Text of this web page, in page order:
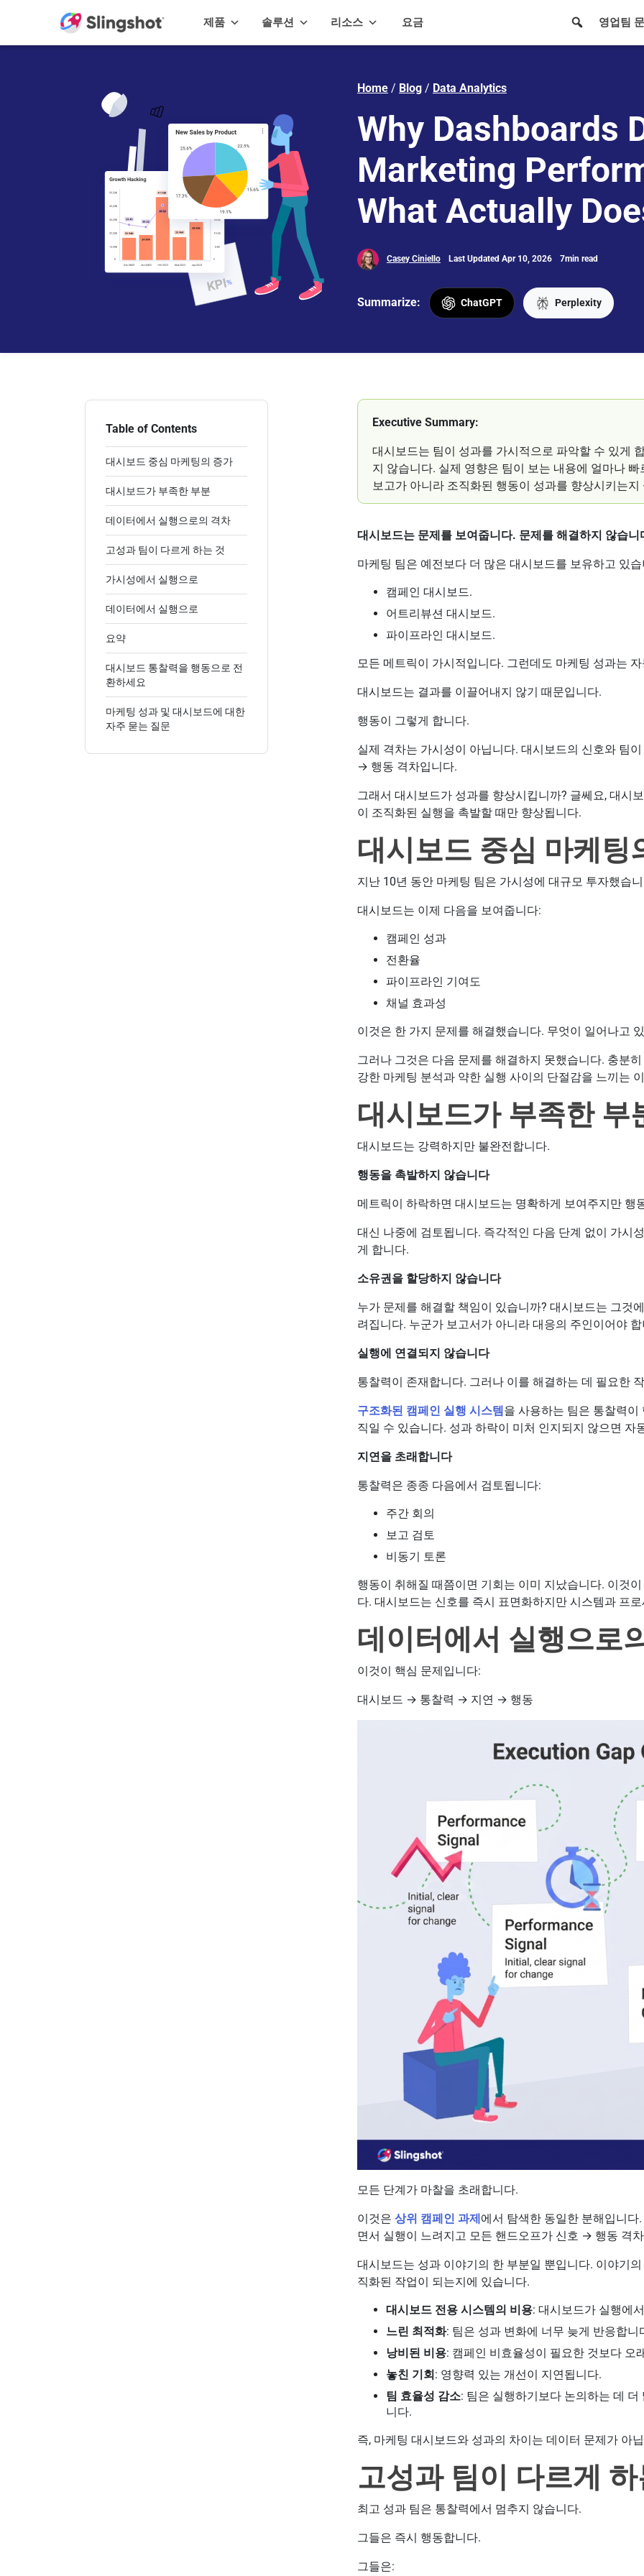
제품 솔루션 리소스 요금 영업팀
Home / Blog / Data Analytics
Why Dashboards
Marketing
What Actually
Casey Ciniello Last Updated Apr 10, 2026 7min read
Summarize: ChatGPT Perplexity
Table of Contents
대시보드 중심 마케팅의 증가
대시보드가 부족한 부분
데이터에서 실행으로의 격차
고성과 팀이 다르게 하는 것
가시성에서 실행으로
데이터에서 실행으로
요약
대시보드 통찰력을 행동으로 전
환하세요
마케팅 성과 및 대시보드에 대한
자주 묻는 질문
Executive Summary:
대시보드는 팀이 성과를 가시적으로 파악할 수 있게
지 않습니다. 실제 영향은 팀이 보는 내용에 얼마나
보고가 아니라 조직화된 행동이 성과를 향상시키는지
대시보드는 문제를 보여줍니다. 문제를 해결하지 않습니
마케팅 팀은 예전보다 더 많은 대시보드를 보유하고 있
캠페인 대시보드.
어트리뷰션 대시보드.
파이프라인 대시보드.
모든 메트릭이 가시적입니다. 그런데도 마케팅 성과는
대시보드는 결과를 이끌어내지 않기 때문입니다.
행동이 그렇게 합니다.
실제 격차는 가시성이 아닙니다. 대시보드의 신호와 팀
→ 행동 격차입니다.
그래서 대시보드가 성과를 향상시킵니까? 글쎄요, 대시
이 조직화된 실행을 촉발할 때만 향상됩니다.
대시보드 중심 마케팅
지난 10년 동안 마케팅 팀은 가시성에 대규모 투자했습
대시보드는 이제 다음을 보여줍니다:
캠페인 성과
전환율
파이프라인 기여도
채널 효과성
이것은 한 가지 문제를 해결했습니다. 무엇이 일어나고
그러나 그것은 다음 문제를 해결하지 못했습니다. 충분
강한 마케팅 분석과 약한 실행 사이의 단절감을 느끼는
대시보드가 부족한 부
대시보드는 강력하지만 불완전합니다.
행동을 촉발하지 않습니다
메트릭이 하락하면 대시보드는 명확하게 보여주지만 행
대신 나중에 검토됩니다. 즉각적인 다음 단계 없이 가시
게 합니다.
소유권을 할당하지 않습니다
누가 문제를 해결할 책임이 있습니까? 대시보드는 그것
려집니다. 누군가 보고서가 아니라 대응의 주인이어야
실행에 연결되지 않습니다
통찰력이 존재합니다. 그러나 이를 해결하는 데 필요한
구조화된 캠페인 실행 시스템 을 사용하는 팀은 통찰력
직일 수 있습니다. 성과 하락이 미처 인지되지 않으면
지연을 초래합니다
통찰력은 종종 다음에서 검토됩니다:
주간 회의
보고 검토
비동기 토론
행동이 취해질 때쯤이면 기회는 이미 지났습니다. 이것
다. 대시보드는 신호를 즉시 표면화하지만 시스템과 프
데이터에서 실행으로
이것이 핵심 문제입니다:
대시보드 → 통찰력 → 지연 → 행동
모든 단계가 마찰을 초래합니다.
이것은상위 캠페인 과제 에서 탐색한 동일한 분해입니
면서 실행이 느려지고 모든 핸드오프가 신호 → 행동 격
대시보드는 성과 이야기의 한 부분일 뿐입니다. 이야기
직화된 작업이 되는지에 있습니다.
대시보드 전용 시스템의 비용: 대시보드가 실행에
느린 최적화: 팀은 성과 변화에 너무 늦게 반응합니
낭비된 비용: 캠페인 비효율성이 필요한 것보다 오
놓친 기회 : 영향력 있는 개선이 지연됩니다.
팀 효율성 감소: 팀은 실행하기보다 논의하는 데
니다.
즉, 마케팅 대시보드와 성과의 차이는 데이터 문제가 아
고성과 팀이 다르게
최고 성과 팀은 통찰력에서 멈추지 않습니다.
그들은 즉시 행동합니다.
그들은: